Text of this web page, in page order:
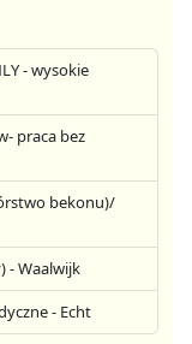
- wysokie
praca bez
bekonu)/
- Waalwijk
- Echt